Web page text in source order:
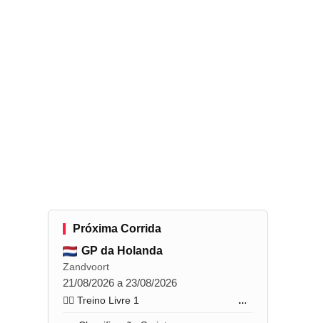
Próxima Corrida
GP da Holanda
Zandvoort
21/08/2026 a 23/08/2026
🏋️‍♂️ Treino Livre 1 ...